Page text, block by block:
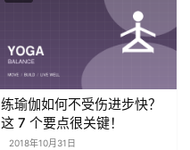
练瑜伽如何不受伤进步快？
这 7 个要点很关键！
2018年10月31日